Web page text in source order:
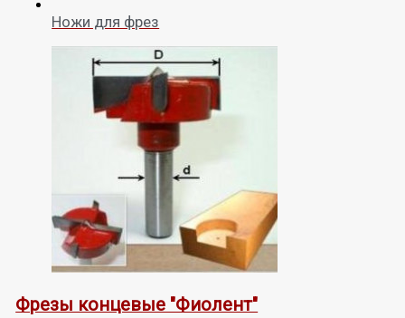
Ножи для фрез
Фрезы концевые "Фиолент"